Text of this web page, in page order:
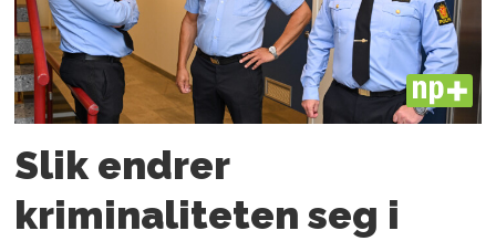
PLUS
Slik endrer
kriminaliteten seg i